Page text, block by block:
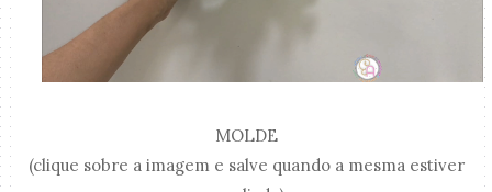
MOLDE
(clique sobre a imagem e salve quando a mesma estiver